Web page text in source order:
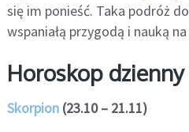
się im ponieść. Taka podróż
wspaniałą przygodą i nauką na
Horoskop
Skorpion(23.10 – 21.11)